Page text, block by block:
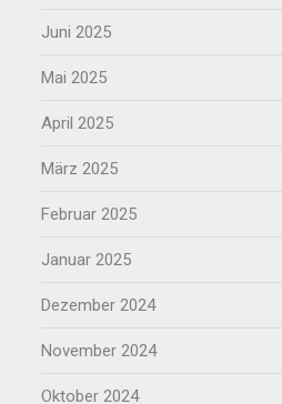
Juni 2025
Mai 2025
April 2025
März 2025
Februar 2025
Januar 2025
Dezember 2024
November 2024
Oktober 2024